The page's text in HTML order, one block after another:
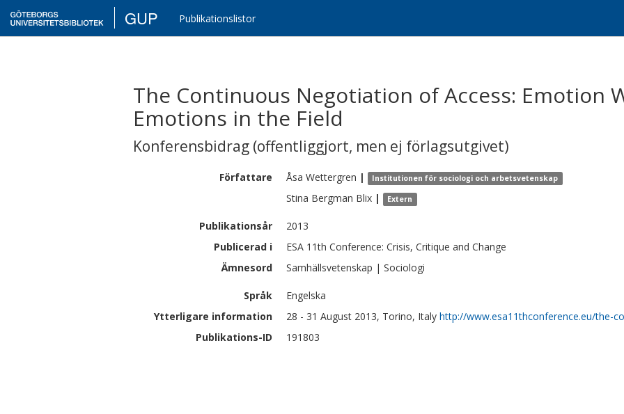
GUP Publikationslistor
The Continuous Negotiation of Access: Emotion
Emotions in the Field
Konferensbidrag (offentliggjort, men ej förlagsutgivet)
Författare Åsa Wettergren | Institutionen för sociologi och arbetsvetenskap
Stina Bergman Blix | Extern
Publikationsår
2013
Publicerad i
ESA 11th Conference: Crisis, Critique and Change
Ämnesord
Samhällsvetenskap | Sociologi
Språk
Engelska
Ytterligare information
28 - 31 August 2013, Torino, Italy http://www.esa11thconference.eu/the-
Publikations-ID
191803